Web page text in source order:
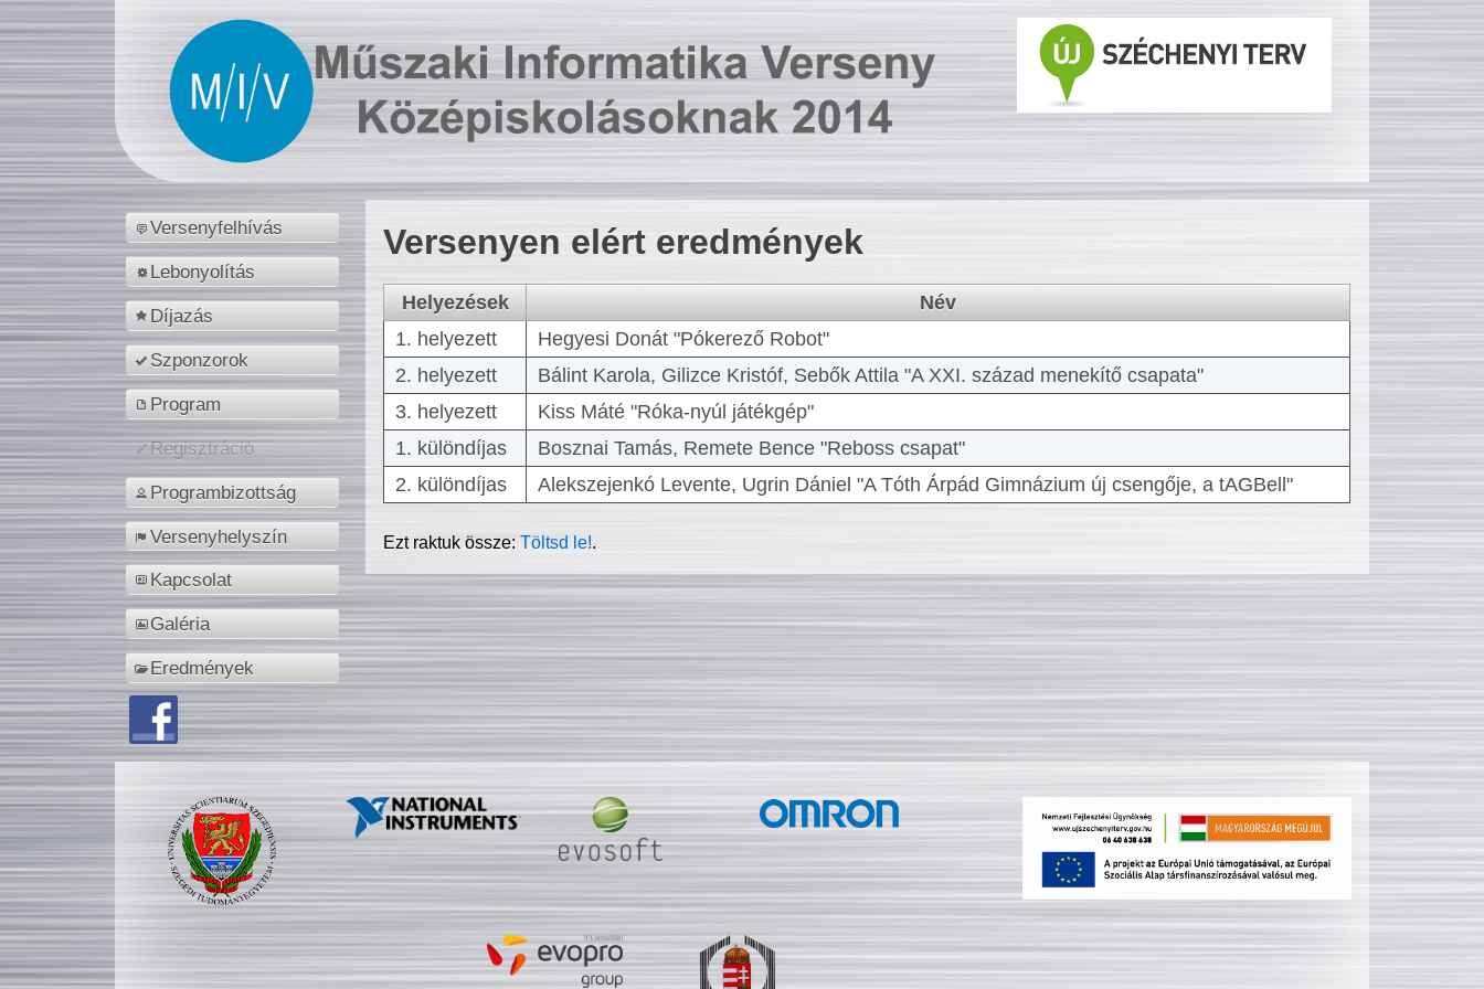
Versenyfelhívás
Lebonyolítás
Díjazás
Szponzorok
Program
Regisztráció
Programbizottság
Versenyhelyszín
Kapcsolat
Galéria
Eredmények
Versenyen elért eredmények
Helyezések
Név
1. helyezett
Hegyesi Donát "Pókerező Robot"
2. helyezett
Bálint Karola, Gilizce Kristóf, Sebők Attila "A XXI. század menekítő csapata"
3. helyezett
Kiss Máté "Róka-nyúl játékgép"
1. különdíjas
Bosznai Tamás, Remete Bence "Reboss csapat"
2. különdíjas
Alekszejenkó Levente, Ugrin Dániel "A Tóth Árpád Gimnázium új csengője, a tAGBell"
Ezt raktuk össze:Töltsd le!.